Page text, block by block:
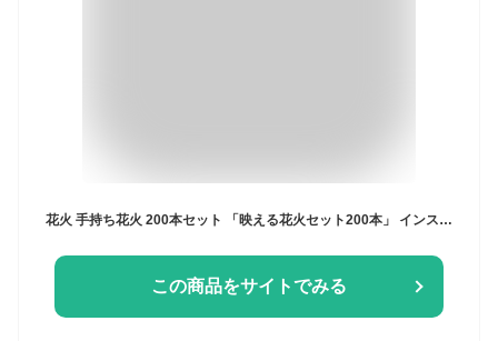
この商品をサイトでみる